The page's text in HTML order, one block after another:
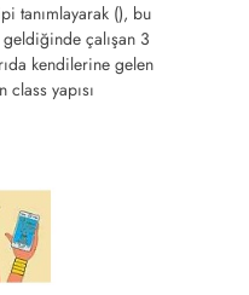
tanımlayarak (), bu
çalışan 3
kendilerine gelen
yapısı